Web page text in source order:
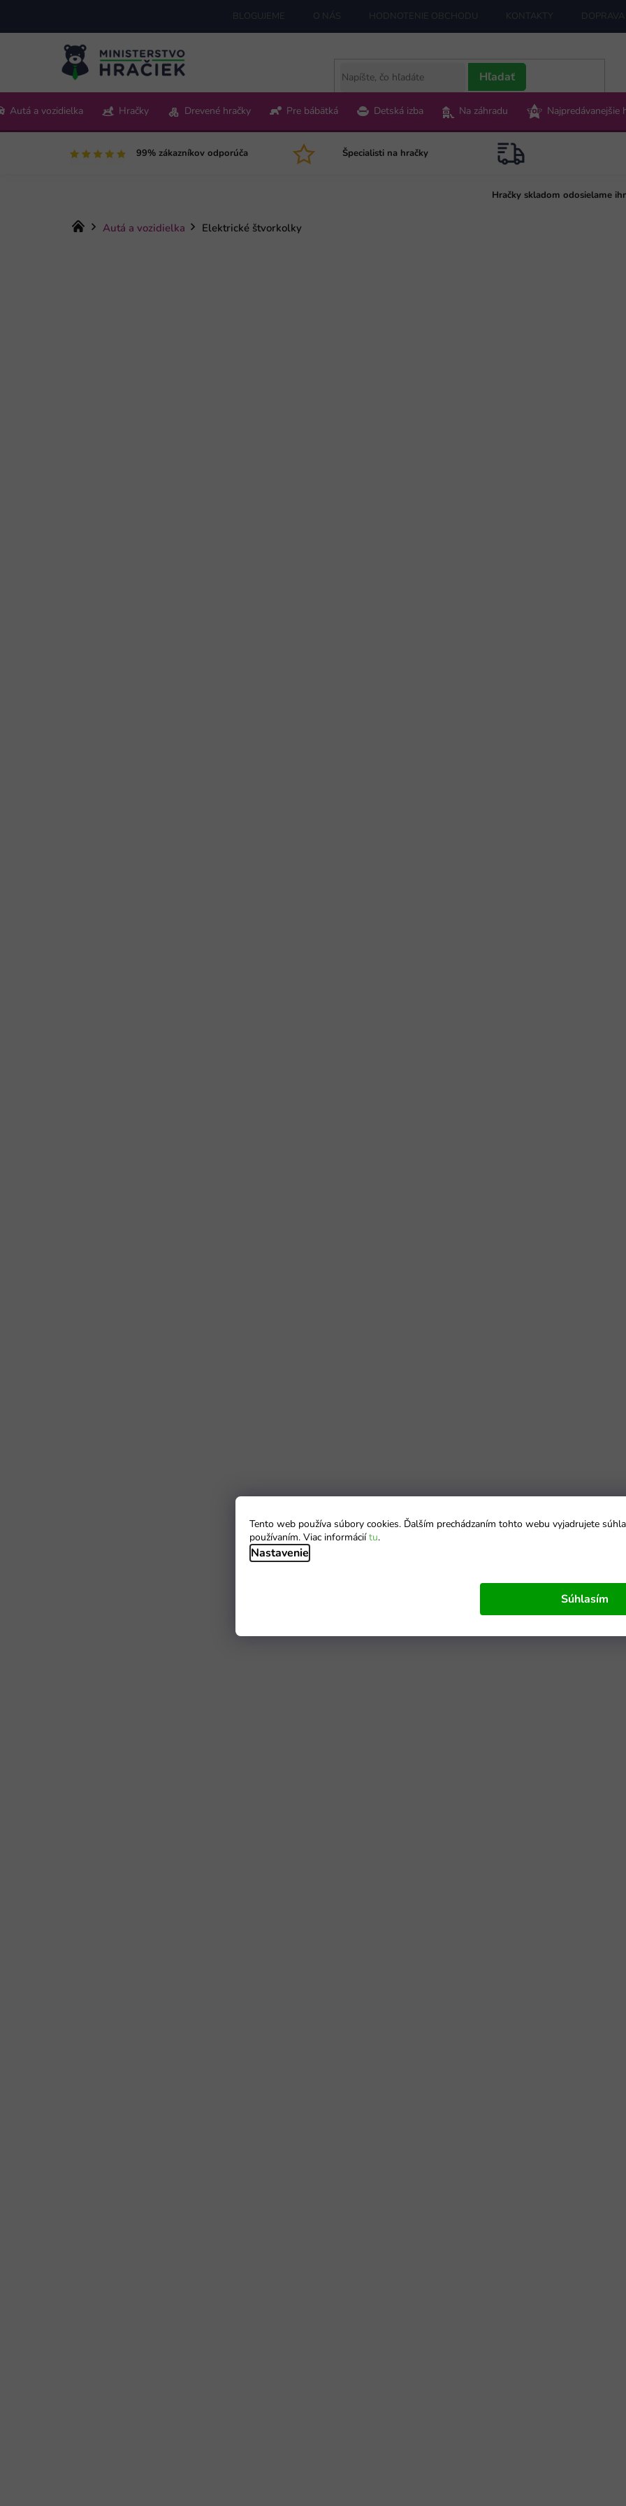
Tento web používa súbory cookies. Ďalším prechádzaním tohto webu vyjadrujete
používaním. Viac informáciítu.
Nastavenie
Súhlasím
obsah
BLOGUJEME O NÁS HODNOTENIE OBCHODU KONTAKTY
Pon-Pia 9:00-15:00
Hľadať
Autá a vozidielka Hračky Drevené hračky Pre bábätká Detská izba Na záhradu Najpredávanejšie
99% zákazníkov odporúča Špecialisti na hračky
Hračky skladom odosielame
Domov
Autá a vozidielka Elektrické štvorkolky